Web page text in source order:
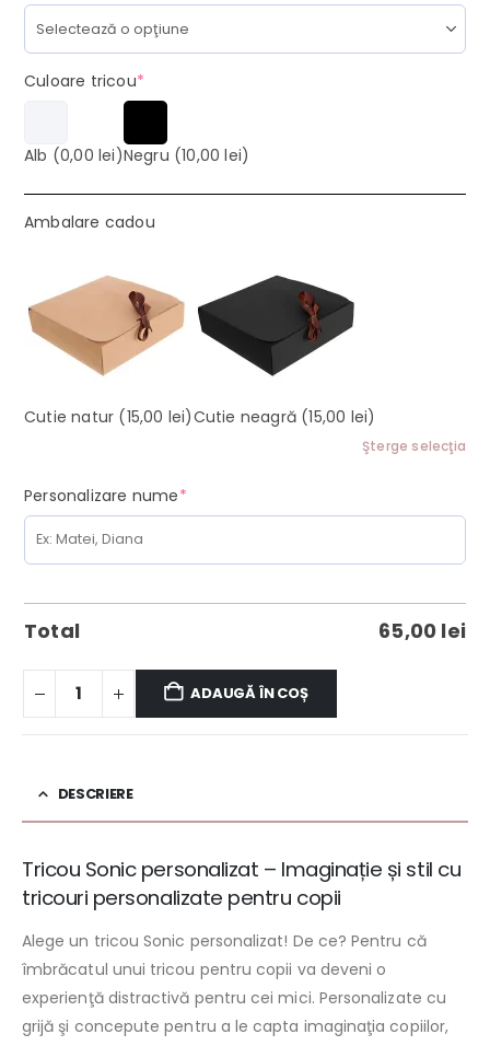
Culoare tricou*(required)
Alb (0,00 lei)Negru (10,00 lei)
Ambalare cadou
Cutie natur (15,00 lei)Cutie neagră (15,00 lei)
Şterge selecţia
Personalizare nume*(required)
Total 65,00 lei
ADAUGĂ ÎN COȘ
DESCRIERE
Tricou Sonic personalizat – Imaginație și stil cu
tricouri personalizate pentru copii
Alege un tricou Sonic personalizat! De ce? Pentru că
îmbrăcatul unui tricou pentru copii va deveni o
experienţă distractivă pentru cei mici. Personalizate cu
grijă şi concepute pentru a le capta imaginaţia copiilor,